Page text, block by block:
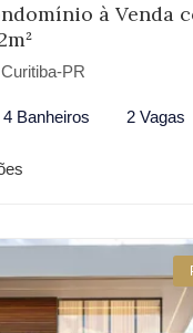
à Venda
PR
4 Banheiros 2 Vagas